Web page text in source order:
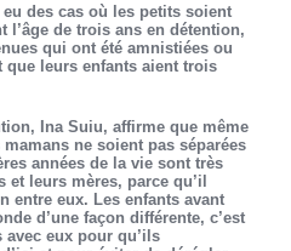
eu des cas où les petits soient
l’âge de trois ans en détention,
qui ont été amnistiées ou
leurs enfants aient trois
Ina Suiu, affirme que même
ne soient pas séparées
années de la vie sont très
leurs mères, parce qu’il
entre eux. Les enfants avant
d’une façon différente, c’est
eux pour qu’ils